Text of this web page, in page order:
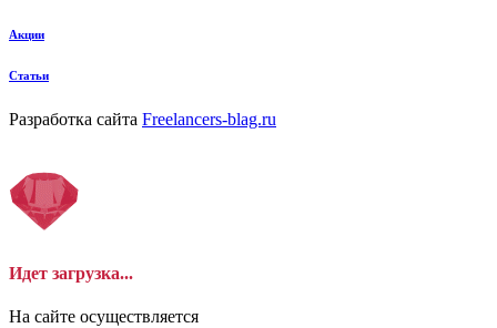
Акции
Статьи
Разработка сайта Freelancers-blag.ru
Идет загрузка...
На сайте осуществляется